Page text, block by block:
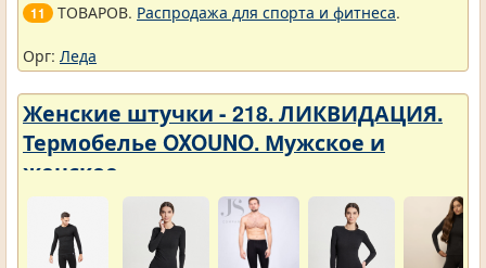
11 ТОВАРОВ. Распродажа для спорта и фитнеса.
Орг: Леда
Женские штучки - 218. ЛИКВИДАЦИЯ.
Термобелье OXOUNO. Мужское и
женское